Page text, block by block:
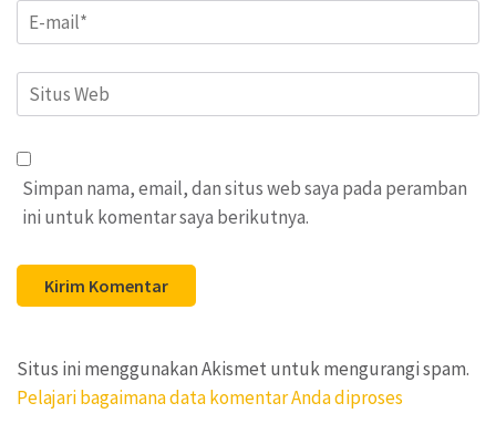
Email*
Situs
Web
Simpan nama, email, dan situs web saya pada peramban
ini untuk komentar saya berikutnya.
Situs ini menggunakan Akismet untuk mengurangi spam.
Pelajari bagaimana data komentar Anda diproses